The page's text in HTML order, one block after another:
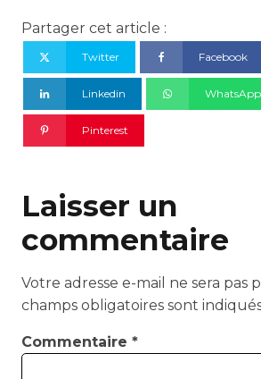
Partager cet article :
Twitter Facebook
Linkedin WhatsApp
Pinterest
Laisser un
commentaire
Votre adresse e-mail ne sera pas
champs obligatoires sont
Commentaire *